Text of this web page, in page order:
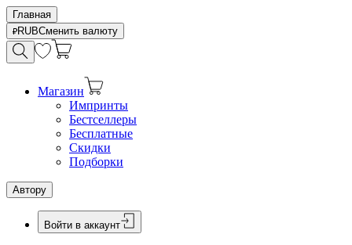
Главная
RUBСменить валюту
Магазин
Импринты
Бестселлеры
Бесплатные
Скидки
Подборки
Автору
Войти в аккаунт